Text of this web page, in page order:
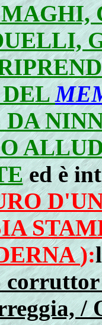
DEL
ed è
):
/